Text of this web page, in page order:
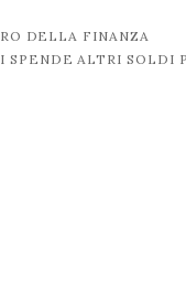
DELLA FINANZA
ALTRI SOLDI